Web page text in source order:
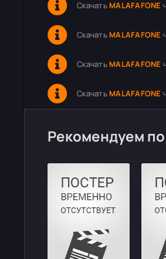
Скачать MALAFAFONE
Скачать MALAFAFONE
Скачать MALAFAFONE
Скачать MALAFAFONE
Рекомендуем